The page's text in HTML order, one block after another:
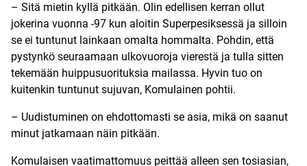
– Sitä mietin kyllä pitkään. Olin edellisen kerran ollut
jokerina vuonna -97 kun aloitin Superpesiksessä ja silloin
se ei tuntunut lainkaan omalta hommalta. Pohdin, että
pystynkö seuraamaan ulkovuoroja vierestä ja tulla sitten
tekemään huippusuorituksia mailassa. Hyvin tuo on
kuitenkin tuntunut sujuvan, Komulainen pohtii.
– Uudistuminen on ehdottomasti se asia, mikä on saanut
minut jatkamaan näin pitkään.
Komulaisen vaatimattomuus peittää alleen sen tosiasian,